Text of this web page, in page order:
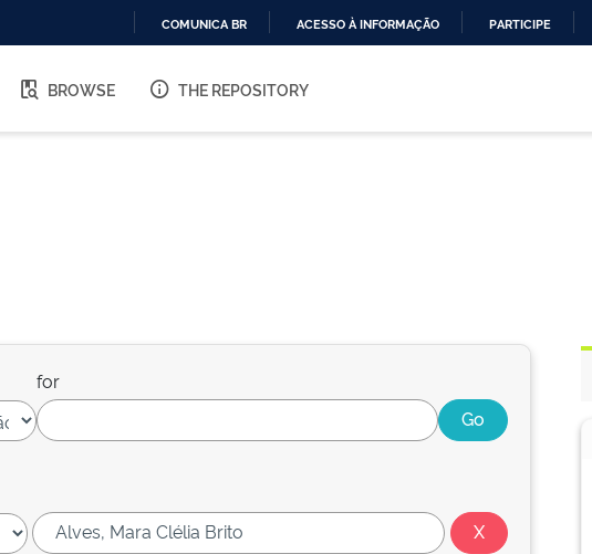
O
COMUNICA BR ACESSO À INFORMAÇÃO PARTICIPE
BROWSE THE REPOSITORY
for